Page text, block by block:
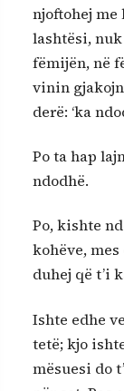
njoftohej me
lashtësi,
fëmijën, në
vinin
derë: ‘ka
Po ta hap
ndodhë.
Po, kishte
kohëve,
duhej që t’i
Ishte edhe
tetë; kjo
mësuesi do